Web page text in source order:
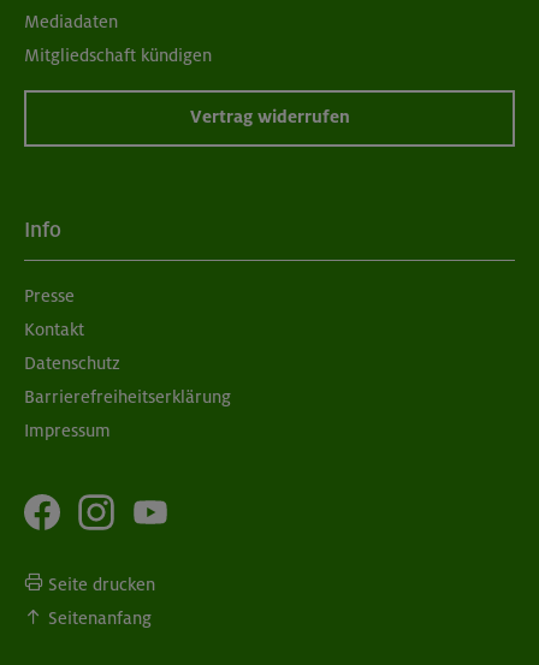
10./17.09.26
Bouldern für Einsteiger indoor
München
Mediadaten
Mitgliedschaft kündigen
Vertrag widerrufen
Info
Presse
Kontakt
Datenschutz
Barrierefreiheitserklärung
Impressum
Seite drucken
Seitenanfang